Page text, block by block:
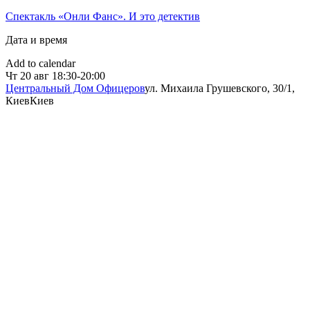
Спектакль «Онли Фанс». И это детектив
Дата и время
Add to calendar
Чт 20 авг 18:30-20:00
Центральный Дом Офицеровул. Михаила Грушевского, 30/1,
КиевКиев